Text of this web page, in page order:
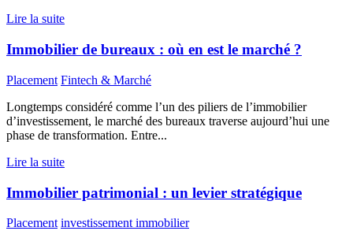
Lire la suite
Immobilier de bureaux : où en est le marché ?
Placement Fintech & Marché
Longtemps considéré comme l’un des piliers de l’immobilier
d’investissement, le marché des bureaux traverse aujourd’hui une
phase de transformation. Entre...
Lire la suite
Immobilier patrimonial : un levier stratégique
Placement investissement immobilier